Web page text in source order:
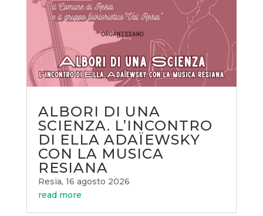
ALBORI DI UNA
SCIENZA. L’INCONTRO
DI ELLA ADAÏEWSKY
CON LA MUSICA
RESIANA
Resia, 16 agosto 2026
read more